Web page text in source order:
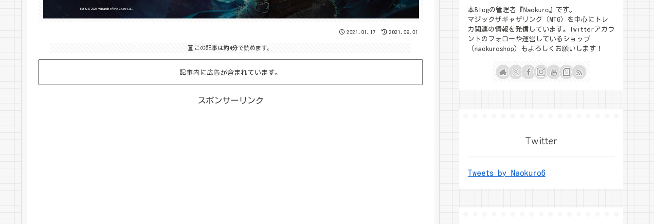
2021.01.17 2021.09.01
この記事は約4分で読めます。
記事内に広告が含まれています。
スポンサーリンク
本Blogの管理者『Naokuro』です。
マジックザギャザリング（MTG）を中心にトレ
カ関連の情報を発信しています。Twitterアカウ
ントのフォローや運営しているショップ
（naokuroshop）もよろしくお願いします！
Twitter
Tweets by Naokuro6